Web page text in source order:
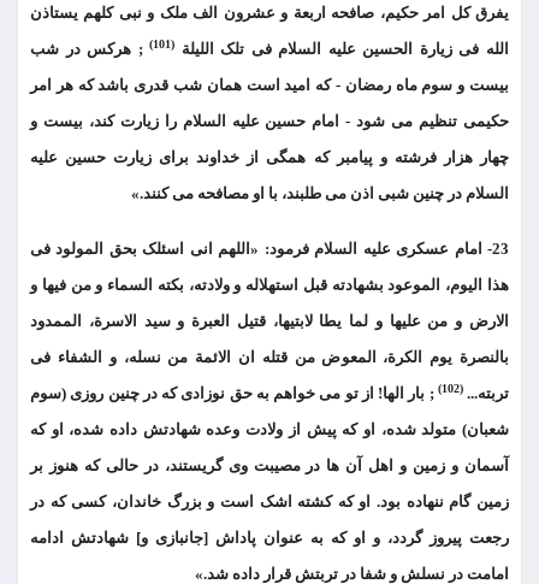
یفرق کل امر حکیم، صافحه اربعة و عشرون الف ملک و نبی کلهم یستاذن
الله فی زیارة الحسین علیه السلام فی تلک اللیلة
(101)
; هرکس در شب
بیست و سوم ماه رمضان - که امید است همان شب قدری باشد که هر امر
حکیمی تنظیم می شود - امام حسین علیه السلام را زیارت کند، بیست و
چهار هزار فرشته و پیامبر که همگی از خداوند برای زیارت حسین علیه
السلام در چنین شبی اذن می طلبند، با او مصافحه می کنند.»
23- امام عسکری علیه السلام فرمود: «اللهم انی اسئلک بحق المولود فی
هذا الیوم، الموعود بشهادته قبل استهلاله و ولادته، بکته السماء و من فیها و
الارض و من علیها و لما یطا لابتیها، قتیل العبرة و سید الاسرة، الممدود
بالنصرة یوم الکرة، المعوض من قتله ان الائمة من نسله، و الشفاء فی
تربته...(102)
; بار الها! از تو می خواهم به حق نوزادی که در چنین روزی (سوم
شعبان) متولد شده، او که پیش از ولادت وعده شهادتش داده شده، او که
آسمان و زمین و اهل آن ها در مصیبت وی گریستند، در حالی که هنوز بر
زمین گام ننهاده بود. او که کشته اشک است و بزرگ خاندان، کسی که در
رجعت پیروز گردد، و او که به عنوان پاداش [جانبازی و] شهادتش ادامه
امامت در نسلش و شفا در تربتش قرار داده شد.»